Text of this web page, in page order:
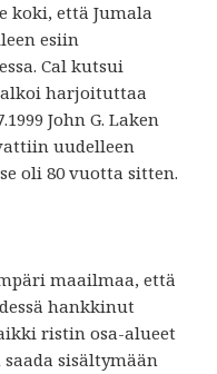
koki, että Jumala
esiin
Cal kutsui
harjoituttaa
John G. Laken
uudelleen
oli 80 vuotta sitten.
maailmaa, että
hankkinut
ristin osa-alueet
sisältymään